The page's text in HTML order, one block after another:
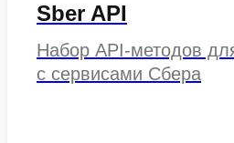
Sber API
Набор API-методов
с сервисами Сбера